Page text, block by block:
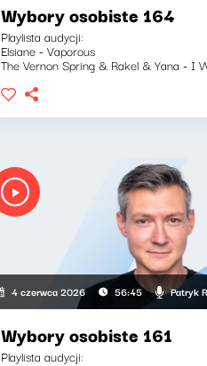
Wybory osobiste 164
Playlista audycji:
Elsiane - Vaporous
The Vernon Spring & Rakel & Yana - I
4 czerwca 2026 56:45 Patryk
Wybory osobiste 161
Playlista audycji: